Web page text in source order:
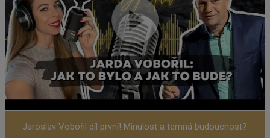
Jaroslav Vobořil díl první! Minulost a temná budoucnost?